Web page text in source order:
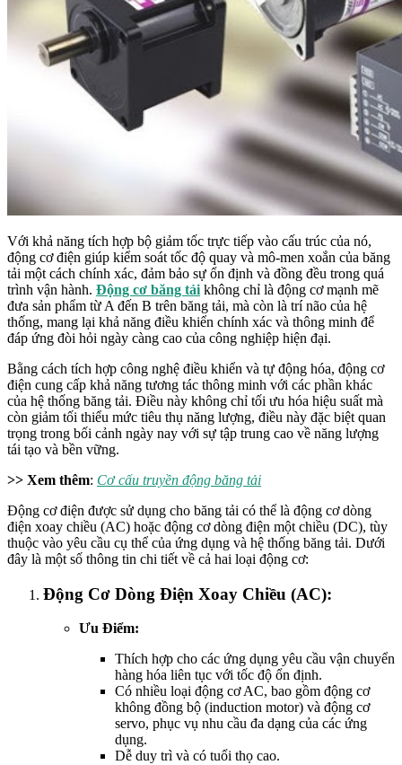
Với khả năng tích hợp bộ giảm tốc trực tiếp vào cấu trúc của nó,
động cơ điện giúp kiểm soát tốc độ quay và mô-men xoắn của băng
tải một cách chính xác, đảm bảo sự ổn định và đồng đều trong quá
trình vận hành. Động cơ băng tải không chỉ là động cơ mạnh mẽ
đưa sản phẩm từ A đến B trên băng tải, mà còn là trí não của hệ
thống, mang lại khả năng điều khiển chính xác và thông minh để
đáp ứng đòi hỏi ngày càng cao của công nghiệp hiện đại.
Bằng cách tích hợp công nghệ điều khiển và tự động hóa, động cơ
điện cung cấp khả năng tương tác thông minh với các phần khác
của hệ thống băng tải. Điều này không chỉ tối ưu hóa hiệu suất mà
còn giảm tối thiểu mức tiêu thụ năng lượng, điều này đặc biệt quan
trọng trong bối cảnh ngày nay với sự tập trung cao về năng lượng
tái tạo và bền vững.
>> Xem thêm: Cơ cấu truyền động băng tải
Động cơ điện được sử dụng cho băng tải có thể là động cơ dòng
điện xoay chiều (AC) hoặc động cơ dòng điện một chiều (DC), tùy
thuộc vào yêu cầu cụ thể của ứng dụng và hệ thống băng tải. Dưới
đây là một số thông tin chi tiết về cả hai loại động cơ:
Động Cơ Dòng Điện Xoay Chiều (AC):
Ưu Điểm:
Thích hợp cho các ứng dụng yêu cầu vận chuyển
hàng hóa liên tục với tốc độ ổn định.
Có nhiều loại động cơ AC, bao gồm động cơ
không đồng bộ (induction motor) và động cơ
servo, phục vụ nhu cầu đa dạng của các ứng
dụng.
Dễ duy trì và có tuổi thọ cao.